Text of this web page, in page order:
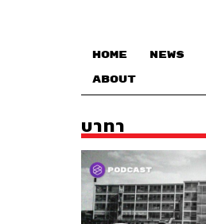
HOME NEWS
ABOUT
บาทา